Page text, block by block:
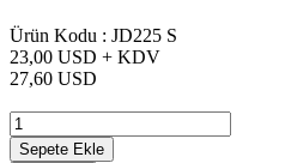
Ürün Kodu : JD225 S
23,00 USD + KDV
27,60 USD
Sepete Ekle